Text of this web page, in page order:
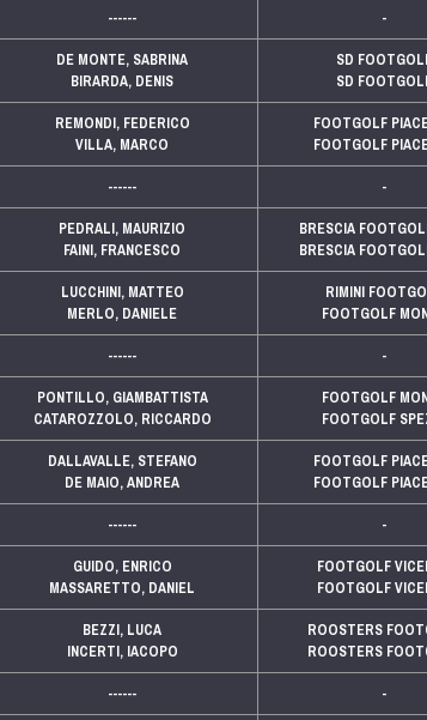
------
-
DE MONTE, SABRINA
BIRARDA, DENIS
SD
SD
REMONDI, FEDERICO
VILLA, MARCO
FOOTGOLF
FOOTGOLF
------
-
PEDRALI, MAURIZIO
FAINI, FRANCESCO
BRESCIA
BRESCIA
LUCCHINI, MATTEO
MERLO, DANIELE
RIMINI
FOOTGOLF
------
-
PONTILLO, GIAMBATTISTA
CATAROZZOLO, RICCARDO
FOOTGOLF
FOOTGOLF
DALLAVALLE, STEFANO
DE MAIO, ANDREA
FOOTGOLF
FOOTGOLF
------
-
GUIDO, ENRICO
MASSARETTO, DANIEL
FOOTGOLF
FOOTGOLF
BEZZI, LUCA
INCERTI, IACOPO
ROOSTERS
ROOSTERS
------
-